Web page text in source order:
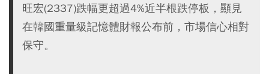
旺宏(2337)跌幅更超過4%近半根跌停板，顯見
在韓國重量級記憶體財報公布前，市場信心相對
保守。